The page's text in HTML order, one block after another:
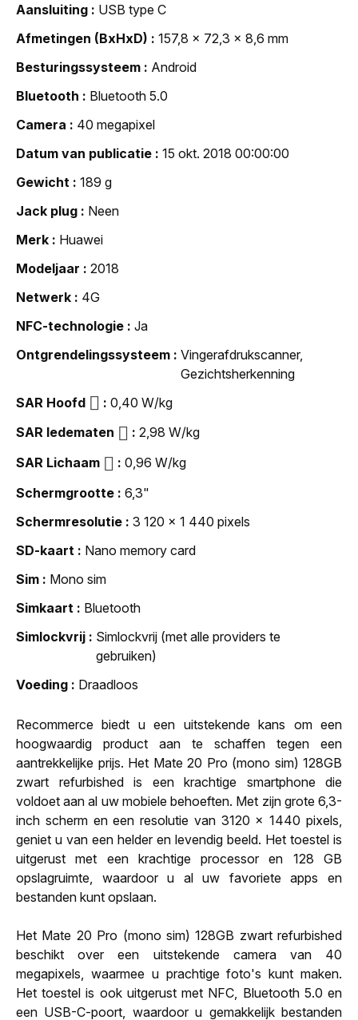
Aansluiting
USB type C
Afmetingen (BxHxD)
157,8 x 72,3 x 8,6 mm
Besturingssysteem
Android
Bluetooth
Bluetooth 5.0
Camera
40 megapixel
Datum van publicatie
15 okt. 2018 00:00:00
Gewicht
189 g
Jack plug
Neen
Merk
Huawei
Modeljaar
2018
Netwerk
4G
NFC-technologie
Ja
Ontgrendelingssysteem
Vingerafdrukscanner,
Gezichtsherkenning
SAR Hoofd
0,40 W/kg
SAR ledematen
2,98 W/kg
SAR Lichaam
0,96 W/kg
Schermgrootte
6,3"
Schermresolutie
3 120 x 1 440 pixels
SD-kaart
Nano memory card
Sim
Mono sim
Simkaart
Bluetooth
Simlockvrij
Simlockvrij (met alle providers te
gebruiken)
Voeding
Draadloos
Recommerce biedt u een uitstekende kans om een
hoogwaardig product aan te schaffen tegen een
aantrekkelijke prijs. Het Mate 20 Pro (mono sim) 128GB
zwart refurbished is een krachtige smartphone die
voldoet aan al uw mobiele behoeften. Met zijn grote 6,3-
inch scherm en een resolutie van 3120 x 1440 pixels,
geniet u van een helder en levendig beeld. Het toestel is
uitgerust met een krachtige processor en 128 GB
opslagruimte, waardoor u al uw favoriete apps en
bestanden kunt opslaan.
Het Mate 20 Pro (mono sim) 128GB zwart refurbished
beschikt over een uitstekende camera van 40
megapixels, waarmee u prachtige foto's kunt maken.
Het toestel is ook uitgerust met NFC, Bluetooth 5.0 en
een USB-C-poort, waardoor u gemakkelijk bestanden